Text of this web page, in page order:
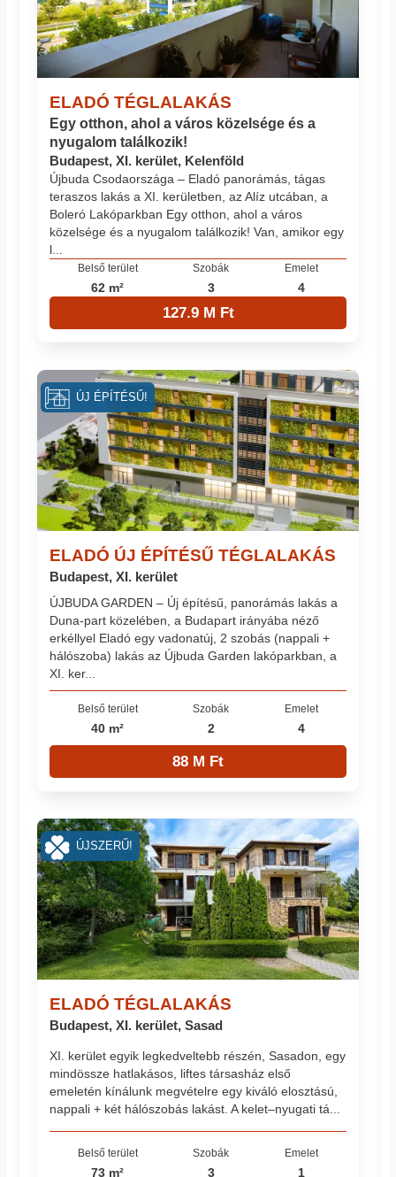
ELADÓ TÉGLALAKÁS
Egy otthon, ahol a város közelsége és a
nyugalom találkozik!
Budapest, XI. kerület, Kelenföld
Újbuda Csodaországa – Eladó panorámás, tágas
teraszos lakás a XI. kerületben, az Alíz utcában, a
Boleró Lakóparkban Egy otthon, ahol a város
közelsége és a nyugalom találkozik! Van, amikor egy
l...
Belső terület
62 m²
Szobák
3
Emelet
4
127.9 M Ft
ELADÓ ÚJ ÉPÍTÉSŰ TÉGLALAKÁS
Budapest, XI. kerület
ÚJBUDA GARDEN – Új építésű, panorámás lakás a
Duna-part közelében, a Budapart irányába néző
erkéllyel Eladó egy vadonatúj, 2 szobás (nappali +
hálószoba) lakás az Újbuda Garden lakóparkban, a
XI. ker...
Belső terület
40 m²
Szobák
2
Emelet
4
88 M Ft
ÚJ ÉPÍTÉSŰ!
ELADÓ TÉGLALAKÁS
Budapest, XI. kerület, Sasad
XI. kerület egyik legkedveltebb részén, Sasadon, egy
mindössze hatlakásos, liftes társasház első
emeletén kínálunk megvételre egy kiváló elosztású,
nappali + két hálószobás lakást. A kelet–nyugati tá...
Belső terület
73 m²
Szobák
3
Emelet
1
ÚJSZERŰ!